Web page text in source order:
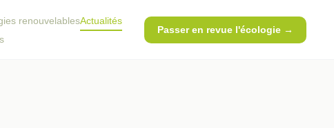
renouvelablesActualités
Passer en revue l'écologie →